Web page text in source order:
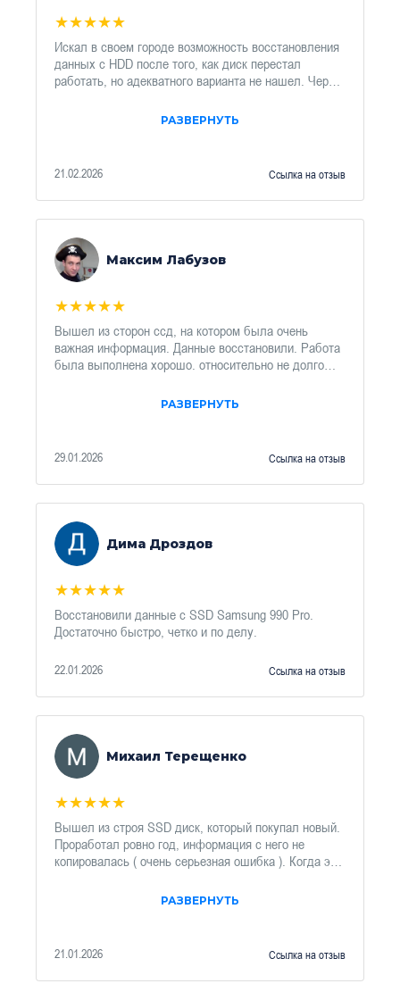
★★★★★
Искал в своем городе возможность восстановления
данных с HDD после того, как диск перестал
работать, но адекватного варианта не нашел. Через
проконсультировали по телефону и в Telegram.
СДЭК. Информацию для отправки мне прислали,
диск за несколько дней приехал, а на телефон мне
поступило сообщение о получение. На e-mail
прислали номер заказа и результаты диагностики.
Когда диск удалось прочитать мне прислали дерево
каталогов на диске и спросили, какую информацию
необходимо восстановить. После оплаты
восстановления информацию в виде архива мне
спасибо за работу!
РАЗВЕРНУТЬ
21.02.2026 Ссылка на отзыв
Максим Лабузов
★★★★★
Вышел из сторон ссд, на котором была очень
важная информация. Данные восстановили. Работа
была выполнена хорошо. относительно не долго
РАЗВЕРНУТЬ
29.01.2026 Ссылка на отзыв
Дима Дроздов
★★★★★
Восстановили данные с SSD Samsung 990 Pro.
Достаточно быстро, четко и по делу.
22.01.2026 Ссылка на отзыв
Михаил Терещенко
★★★★★
Вышел из строя SSD диск, который покупал новый.
Проработал ровно год, информация с него не
копировалась ( очень серьезная ошибка ). Когда это
компьютере в магазине, а там 1С со всеми делами…
, через несколько дней все было готово - я получил
важную мне информацию, чему был очень рад.
Ребята профи в своем деле, все сделали четко, за
РАЗВЕРНУТЬ
21.01.2026 Ссылка на отзыв